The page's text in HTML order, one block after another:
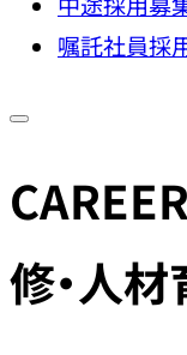
嘱託社員採
修・人